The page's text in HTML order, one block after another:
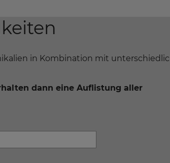
in Kombination mit
dann eine Auflistung aller